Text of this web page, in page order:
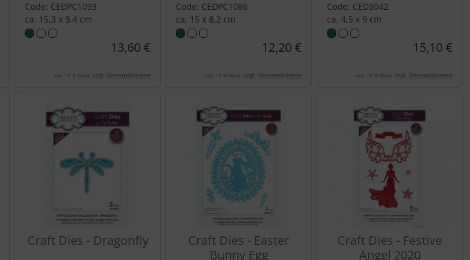
Code: CEDPC1093
ca. 15,3 x 9,4 cm
13,60 €
inkl. 19 % MwSt. zzgl. Versandkosten
Code: CEDPC1086
ca. 15 x 8,2 cm
12,20 €
inkl. 19 % MwSt. zzgl. Versandkosten
Code: CED3042
ca. 4,5 x 9 cm
15,10 €
inkl. 19 % MwSt. zzgl. Versandkosten
Craft Dies - Dragonfly
Craft Dies - Easter
Bunny Egg
Craft Dies - Festive
Angel 2020